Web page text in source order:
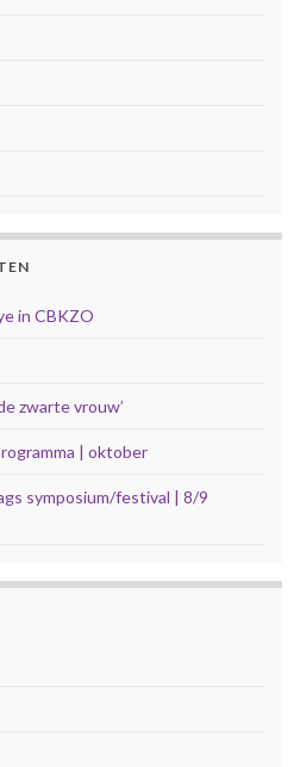
in CBKZO
zwarte vrouw’
| oktober
symposium/festival | 8/9